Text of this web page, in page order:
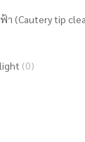
(Cautery tip
(0)